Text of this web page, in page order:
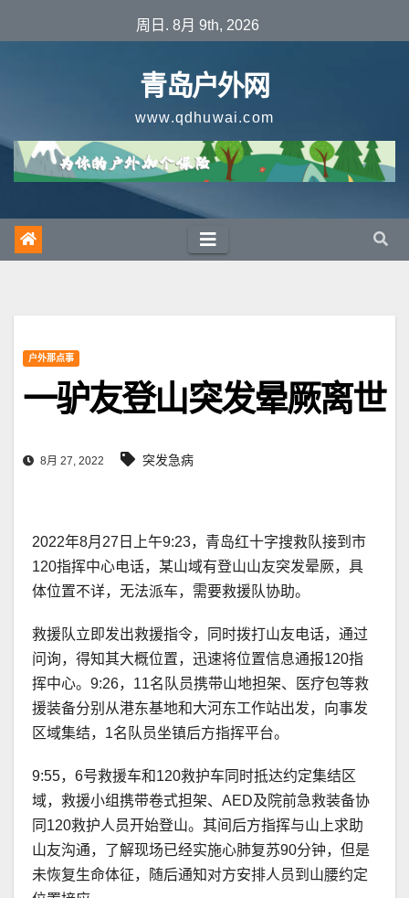
至
周日. 8月 9th, 2026
青岛户外网
www.qdhuwai.com
户外那点事
一驴友登山突发晕厥离世
8月 27, 2022 突发急病
2022年8月27日上午9:23，青岛红十字搜救队接到市
120指挥中心电话，某山域有登山山友突发晕厥，具
体位置不详，无法派车，需要救援队协助。
救援队立即发出救援指令，同时拨打山友电话，通过
问询，得知其大概位置，迅速将位置信息通报120指
挥中心。9:26，11名队员携带山地担架、医疗包等救
援装备分别从港东基地和大河东工作站出发，向事发
区域集结，1名队员坐镇后方指挥平台。
9:55，6号救援车和120救护车同时抵达约定集结区
域，救援小组携带卷式担架、AED及院前急救装备协
同120救护人员开始登山。其间后方指挥与山上求助
山友沟通，了解现场已经实施心肺复苏90分钟，但是
未恢复生命体征，随后通知对方安排人员到山腰约定